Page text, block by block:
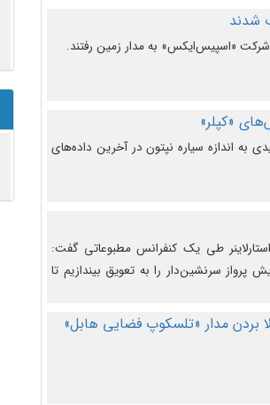
«کپلر»
به اندازه سیاره نپتون در آخرین داده‌های
طی یک کنفرانس مطبوعاتی گفت:
پرواز سرنشین‌دار را به تعویق بیندازیم تا
بردن مدار «تلسکوپ فضایی هابل»